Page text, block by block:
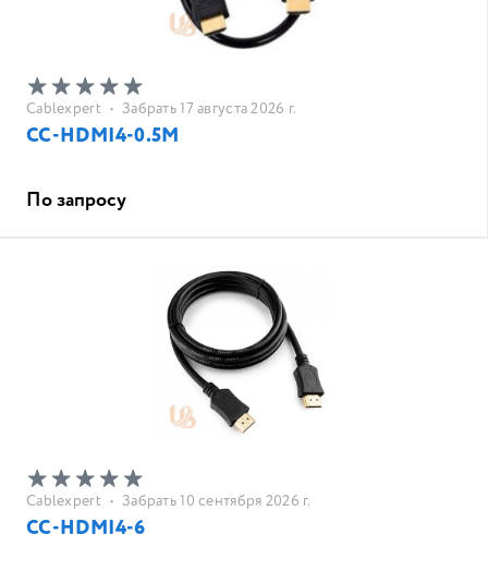
Cablexpert • Забрать 17 августа 2026 г.
CC-HDMI4-0.5M
По запросу
Cablexpert • Забрать 10 сентября 2026 г.
CC-HDMI4-6